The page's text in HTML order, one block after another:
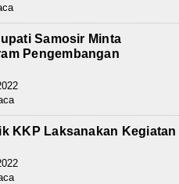
Samosir Minta
Pengembangan
KKP Laksanakan Kegiatan